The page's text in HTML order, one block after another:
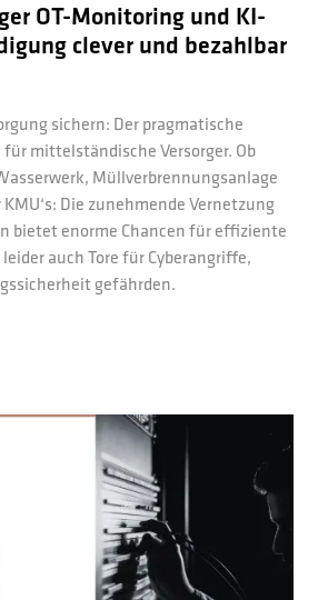
OT-Monitoring und KI-
clever und bezahlbar
sichern: Der pragmatische
mittelständische Versorger. Ob
Müllverbrennungsanlage
Die zunehmende Vernetzung
bietet enorme Chancen für effiziente
auch Tore für Cyberangriffe,
gefährden.